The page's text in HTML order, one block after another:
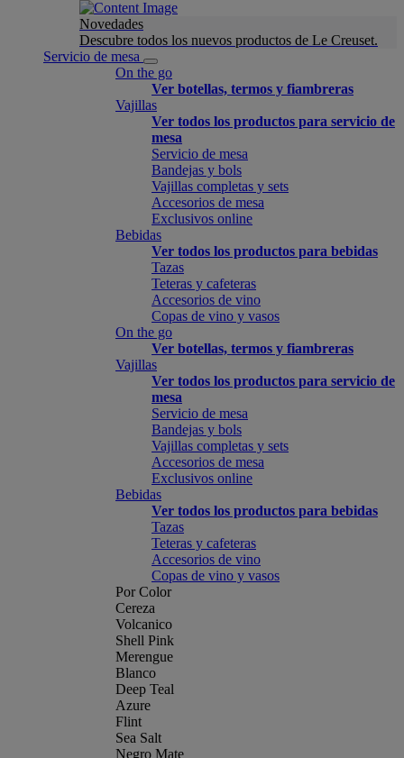
Novedades
Descubre todos los nuevos productos de Le Creuset.
Servicio de mesa
On the go
Ver botellas, termos y fiambreras
Vajillas
Ver todos los productos para servicio de
mesa
Servicio de mesa
Bandejas y bols
Vajillas completas y sets
Accesorios de mesa
Exclusivos online
Bebidas
Ver todos los productos para bebidas
Tazas
Teteras y cafeteras
Accesorios de vino
Copas de vino y vasos
On the go
Ver botellas, termos y fiambreras
Vajillas
Ver todos los productos para servicio de
mesa
Servicio de mesa
Bandejas y bols
Vajillas completas y sets
Accesorios de mesa
Exclusivos online
Bebidas
Ver todos los productos para bebidas
Tazas
Teteras y cafeteras
Accesorios de vino
Copas de vino y vasos
Por Color
Cereza
Volcanico
Shell Pink
Merengue
Blanco
Deep Teal
Azure
Flint
Sea Salt
Negro Mate